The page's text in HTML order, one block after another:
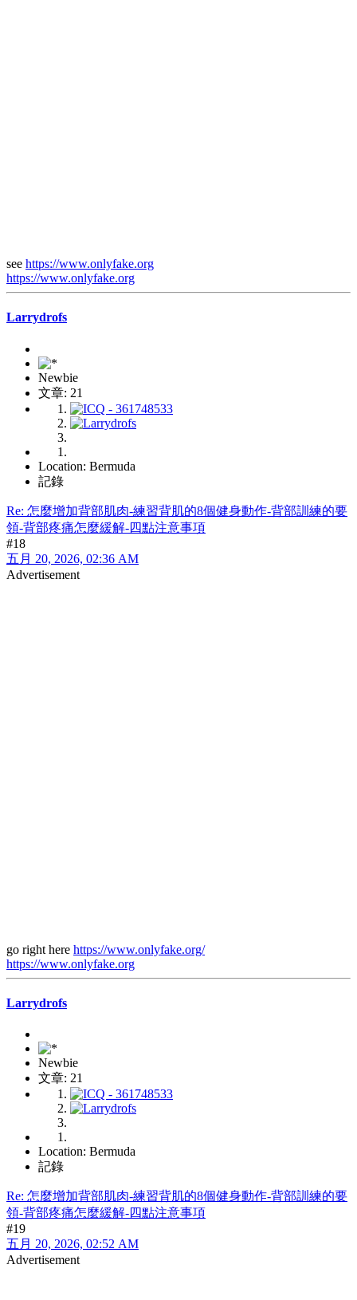
see https://www.onlyfake.org
https://www.onlyfake.org
Larrydrofs
Newbie
文章: 21
Location: Bermuda
記錄
Re: 怎麼增加背部肌肉-練習背肌的8個健身動作-背部訓練的要
領-背部疼痛怎麼緩解-四點注意事項
#18
五月 20, 2026, 02:36 AM
Advertisement
go right here https://www.onlyfake.org/
https://www.onlyfake.org
Larrydrofs
Newbie
文章: 21
Location: Bermuda
記錄
Re: 怎麼增加背部肌肉-練習背肌的8個健身動作-背部訓練的要
領-背部疼痛怎麼緩解-四點注意事項
#19
五月 20, 2026, 02:52 AM
Advertisement